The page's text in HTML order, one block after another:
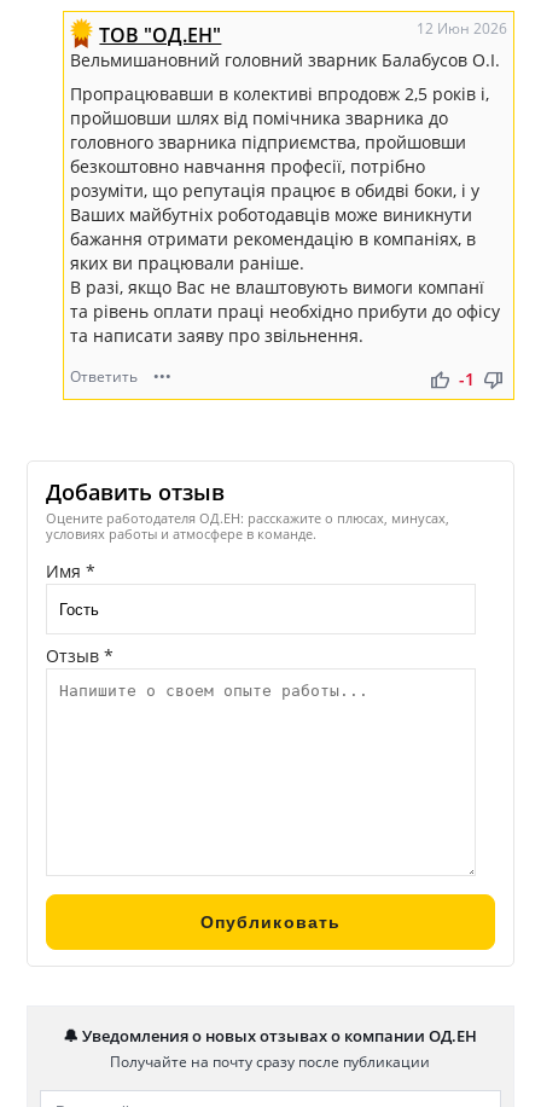
ТОВ "ОД.ЕН" 12 Июн 2026
Вельмишановний головний зварник Балабусов О.І.
Пропрацювавши в колективі впродовж 2,5 років і,
пройшовши шлях від помічника зварника до
головного зварника підприємства, пройшовши
безкоштовно навчання професії, потрібно
розуміти, що репутація працює в обидві боки, і у
Ваших майбутніх роботодавців може виникнути
бажання отримати рекомендацію в компаніях, в
яких ви працювали раніше.
В разі, якщо Вас не влаштовують вимоги компанї
та рівень оплати праці необхідно прибути до офісу
та написати заяву про звільнення.
Ответить ••• thumb_up thumb_down
-1
Добавить отзыв
Оцените работодателя ОД.ЕН: расскажите о плюсах, минусах,
условиях работы и атмосфере в команде.
Имя *
Отзыв *
🔔 Уведомления о новых отзывах о компании ОД.ЕН
Получайте на почту сразу после публикации